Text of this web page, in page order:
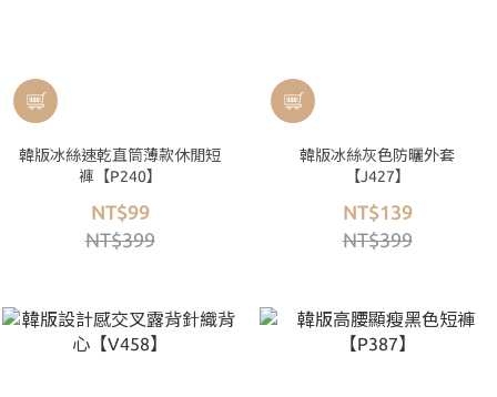
韓版冰絲速乾直筒薄款休閒短
褲【P240】
NT$99
NT$399
韓版冰絲灰色防曬外套
【J427】
NT$139
NT$399